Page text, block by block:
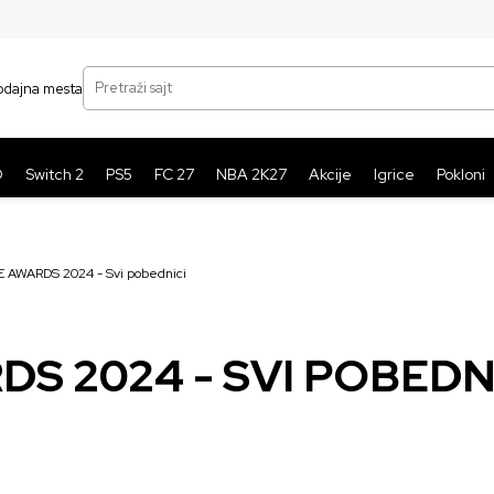
mesta
Pretraži sajt
Switch 2 PS5 FC 27 NBA 2K27 Akcije Igrice Pokloni
AWARDS 2024 - Svi pobednici
2024 - SVI